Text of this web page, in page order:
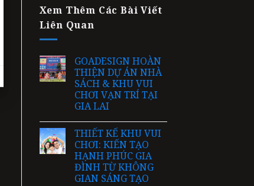
Xem Thêm Các Bài Viết
Liên Quan
GOADESIGN HOÀN
THIỆN DỰ ÁN NHÀ
SÁCH & KHU VUI
CHƠI VẠN TRÍ TẠI
GIA LAI
THIẾT KẾ KHU VUI
CHƠI: KIẾN TẠO
HẠNH PHÚC GIA
ĐÌNH TỪ KHÔNG
GIAN SÁNG TẠO